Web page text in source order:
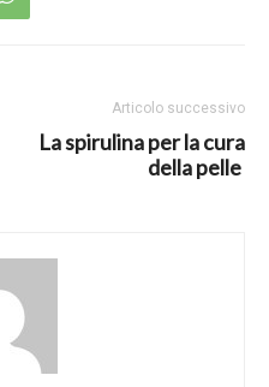
Articolo successivo
La spirulina per la cura
della pelle